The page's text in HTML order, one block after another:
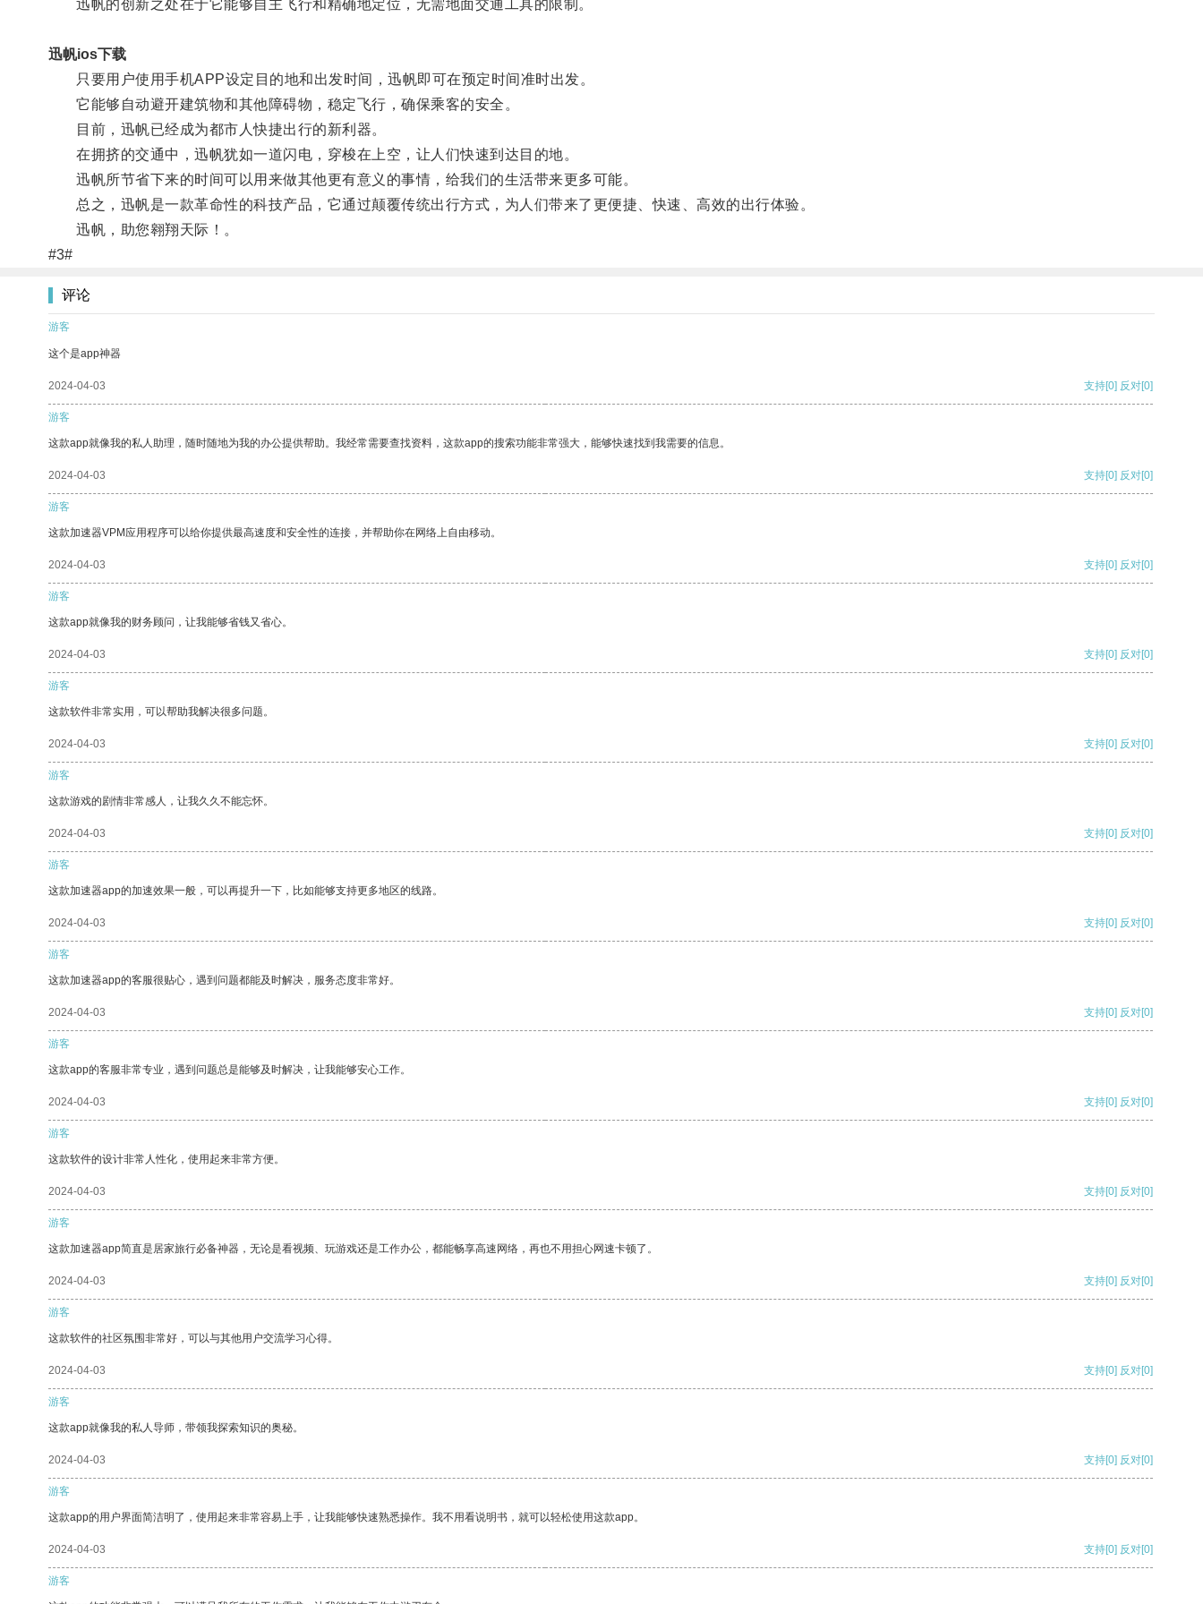
迅帆的创新之处在于它能够自主飞行和精确地定位，无需地面交通工具的限制。
迅帆ios下载
只要用户使用手机APP设定目的地和出发时间，迅帆即可在预定时间准时出发。
它能够自动避开建筑物和其他障碍物，稳定飞行，确保乘客的安全。
目前，迅帆已经成为都市人快捷出行的新利器。
在拥挤的交通中，迅帆犹如一道闪电，穿梭在上空，让人们快速到达目的地。
迅帆所节省下来的时间可以用来做其他更有意义的事情，给我们的生活带来更多可能。
总之，迅帆是一款革命性的科技产品，它通过颠覆传统出行方式，为人们带来了更便捷、快速、高效的出行体验。
迅帆，助您翱翔天际！。
#3#
评论
游客
这个是app神器
2024-04-03 支持[0] 反对[0]
游客
这款app就像我的私人助理，随时随地为我的办公提供帮助。我经常需要查找资料，这款app的搜索功能非常强大，能够快速找到我需要的信息。
2024-04-03 支持[0] 反对[0]
游客
这款加速器VPM应用程序可以给你提供最高速度和安全性的连接，并帮助你在网络上自由移动。
2024-04-03 支持[0] 反对[0]
游客
这款app就像我的财务顾问，让我能够省钱又省心。
2024-04-03 支持[0] 反对[0]
游客
这款软件非常实用，可以帮助我解决很多问题。
2024-04-03 支持[0] 反对[0]
游客
这款游戏的剧情非常感人，让我久久不能忘怀。
2024-04-03 支持[0] 反对[0]
游客
这款加速器app的加速效果一般，可以再提升一下，比如能够支持更多地区的线路。
2024-04-03 支持[0] 反对[0]
游客
这款加速器app的客服很贴心，遇到问题都能及时解决，服务态度非常好。
2024-04-03 支持[0] 反对[0]
游客
这款app的客服非常专业，遇到问题总是能够及时解决，让我能够安心工作。
2024-04-03 支持[0] 反对[0]
游客
这款软件的设计非常人性化，使用起来非常方便。
2024-04-03 支持[0] 反对[0]
游客
这款加速器app简直是居家旅行必备神器，无论是看视频、玩游戏还是工作办公，都能畅享高速网络，再也不用担心网速卡顿了。
2024-04-03 支持[0] 反对[0]
游客
这款软件的社区氛围非常好，可以与其他用户交流学习心得。
2024-04-03 支持[0] 反对[0]
游客
这款app就像我的私人导师，带领我探索知识的奥秘。
2024-04-03 支持[0] 反对[0]
游客
这款app的用户界面简洁明了，使用起来非常容易上手，让我能够快速熟悉操作。我不用看说明书，就可以轻松使用这款app。
2024-04-03 支持[0] 反对[0]
游客